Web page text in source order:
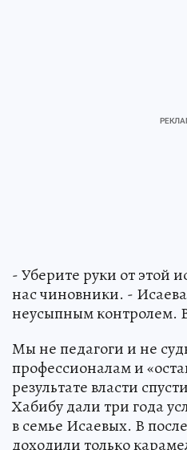
- Уберите руки от этой
нас чиновники. -
неусыпным контролем.
Мы не педагоги и не
профессионалам и
результате власти
Хабибу дали три года
в семье Исаевых. В
доходили только